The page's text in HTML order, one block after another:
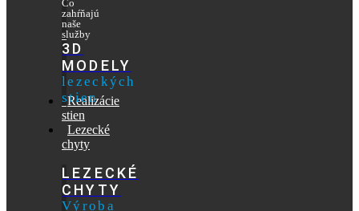
Čo
zahŕňajú
naše
služby
3D
MODELY
lezeckých
stien
Realizácie
stien
Lezecké
chyty
LEZECKÉ
CHYTY
Výroba